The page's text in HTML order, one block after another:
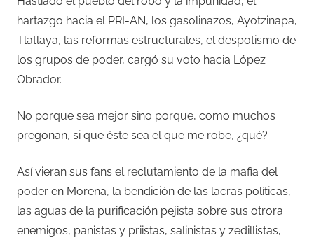
hartazgo hacia el PRI-AN, los gasolinazos, Ayotzinapa,
Tlatlaya, las reformas estructurales, el despotismo de
los grupos de poder, cargó su voto hacia López
Obrador.
No porque sea mejor sino porque, como muchos
pregonan, si que éste sea el que me robe, ¿qué?
Así vieran sus fans el reclutamiento de la mafia del
poder en Morena, la bendición de las lacras políticas,
las aguas de la purificación pejista sobre sus otrora
enemigos, panistas y priistas, salinistas y zedillistas,